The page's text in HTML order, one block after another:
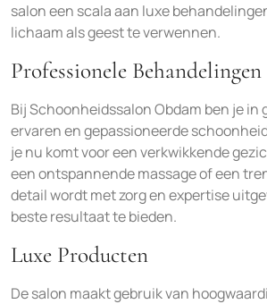
salon een scala aan luxe
lichaam als geest te verwennen.
Professionele Behandelingen
Bij Schoonheidssalon Obdam ben je in
ervaren en gepassioneerde
je nu komt voor een verkwikkende
een ontspannende massage of een
detail wordt met zorg en expertise
beste resultaat te bieden.
Luxe Producten
De salon maakt gebruik van